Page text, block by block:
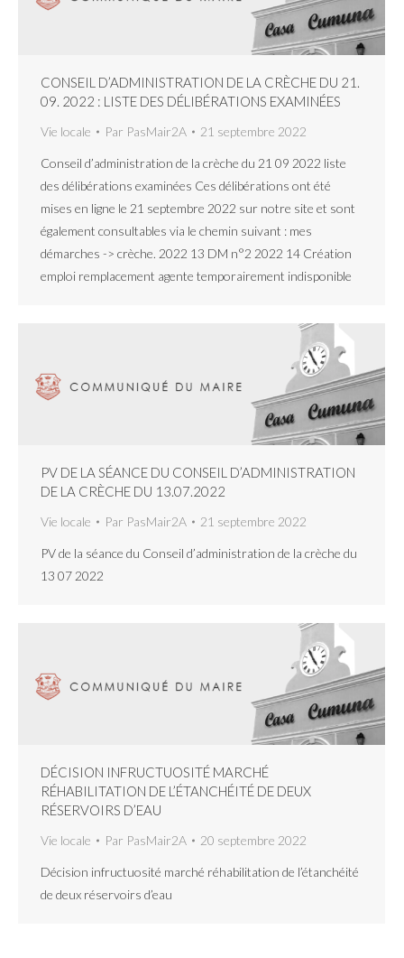
CONSEIL D’ADMINISTRATION DE LA CRÈCHE DU 21.
09. 2022 : LISTE DES DÉLIBÉRATIONS EXAMINÉES
Vie locale Par PasMair2A 21 septembre 2022
Conseil d’administration de la crèche du 21 09 2022 liste
des délibérations examinées Ces délibérations ont été
mises en ligne le 21 septembre 2022 sur notre site et sont
également consultables via le chemin suivant : mes
démarches -> crèche. 2022 13 DM n°2 2022 14 Création
emploi remplacement agente temporairement indisponible
PV DE LA SÉANCE DU CONSEIL D’ADMINISTRATION
DE LA CRÈCHE DU 13.07.2022
Vie locale Par PasMair2A 21 septembre 2022
PV de la séance du Conseil d’administration de la crèche du
13 07 2022
DÉCISION INFRUCTUOSITÉ MARCHÉ
RÉHABILITATION DE L’ÉTANCHÉITÉ DE DEUX
RÉSERVOIRS D’EAU
Vie locale Par PasMair2A 20 septembre 2022
Décision infructuosité marché réhabilitation de l’étanchéité
de deux réservoirs d’eau